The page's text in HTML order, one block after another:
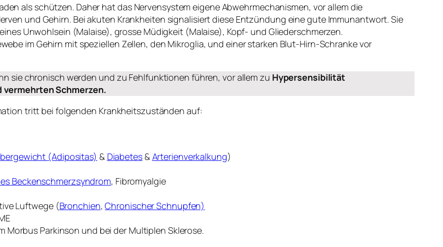
als schützen. Daher hat das Nervensystem eigene Abwehrmechanismen, vor allem die
und Gehirn. Bei akuten Krankheiten signalisiert diese Entzündung eine gute Immunantwort. Sie
Unwohlsein (Malaise), grosse Müdigkeit (Malaise), Kopf- und Gliederschmerzen.
im Gehirn mit speziellen Zellen, den Mikroglia, und einer starken Blut-Hirn-Schranke vor
sie chronisch werden und zu Fehlfunktionen führen, vor allem zu Hypersensibilität
Schmerzen.
tritt bei folgenden Krankheitszuständen auf:
(Adipositas) & Diabetes&Arterienverkalkung)
Beckenschmerzsyndrom, Fibromyalgie
Luftwege (Bronchien,Chronischer Schnupfen)
Morbus Parkinson und bei der Multiplen Sklerose.